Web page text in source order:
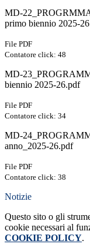
MD-
primo biennio 2025-
File PDF
Contatore click: 48
MD-
biennio 2025-26.pdf
File PDF
Contatore click: 34
MD-
anno_2025-26.pdf
File PDF
Contatore click: 38
Notizie
Questo sito o gli
cookie necessari al
COOKIE POLICY.